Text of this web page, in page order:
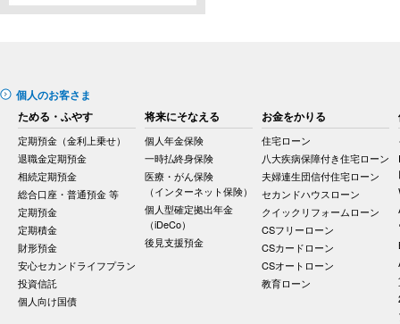
個人のお客さま
ためる・ふやす
定期預金（金利上乗せ）
退職金定期預金
相続定期預金
総合口座・普通預金 等
定期預金
定期積金
財形預金
安心セカンドライフプラン
投資信託
個人向け国債
将来にそなえる
個人年金保険
一時払終身保険
医療・がん保険
（インターネット保険）
個人型確定拠出年金
（iDeCo）
後見支援預金
お金をかりる
住宅ローン
八大疾病保障付き住宅ローン
夫婦連生団信付住宅ローン
セカンドハウスローン
クイックリフォームローン
CSフリーローン
CSカードローン
CSオートローン
教育ローン